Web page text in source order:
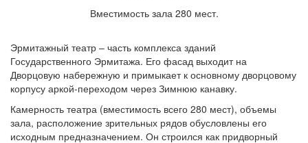
Вместимость зала 280 мест.
Эрмитажный театр – часть комплекса зданий
Государственного Эрмитажа. Его фасад выходит на
Дворцовую набережную и примыкает к основному дворцовому
корпусу аркой-переходом через Зимнюю канавку.
Камерность театра (вместимость всего 280 мест), объемы
зала, расположение зрительных рядов обусловлены его
исходным предназначением. Он строился как придворный